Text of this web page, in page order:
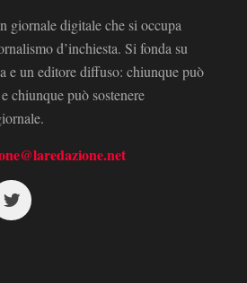
giornale digitale che si occupa
d’inchiesta. Si fonda su
e un editore diffuso: chiunque può
chiunque può sostenere